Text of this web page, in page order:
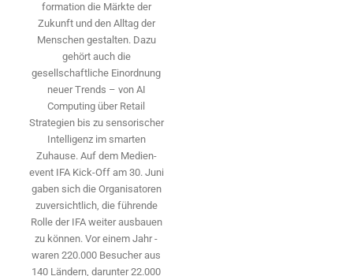
formation die Märkte der
Zukunft und den Alltag der
Menschen gestalten. Dazu
gehört auch die
gesellschaftliche Einordnung
neuer Trends – von AI
Computing über Retail
Strategien bis zu sensorischer
Intelligenz im smarten
Zuhause. Auf dem Medien­
event IFA Kick-Off am 30. Juni
gaben sich die Organisatoren
zuversichtlich, die führende
Rolle der IFA weiter ausbauen
zu können. Vor einem Jahr ­
waren 220.000 Besucher aus
140 ­Ländern, ­darunter 22.000